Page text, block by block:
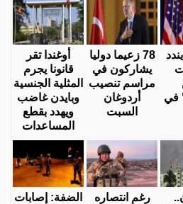
في
78 زعيما دوليا
يشاركون في
مراسم تنصيب
أردوغان
السبت
أوغندا تقر
قانونا يجرم
المثلية الجنسية
وبايدن غاضب
ويهدد بقطع
المساعدات
رغم انتصاره
الضفة: إصابات